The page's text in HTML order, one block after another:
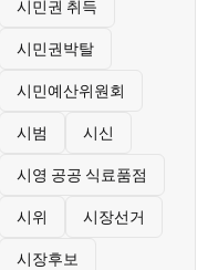
시민권 취득
시민권박탈
시민예산위원회
시범 시신
시영 공공 식료품점
시위 시장선거
시장후보